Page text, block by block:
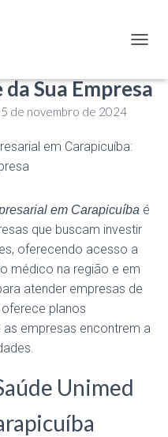
Sua Empresa
5 de novembro de 2024
em Carapicuíba é
que buscam investir
oferecendo acesso a
médico na região e em
atender empresas de
planos
as empresas encontrem a
Unimed